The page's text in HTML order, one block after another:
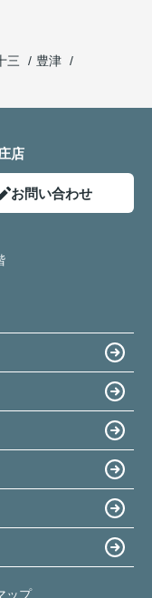
三
豊津
店
お問い合わせ
ップ